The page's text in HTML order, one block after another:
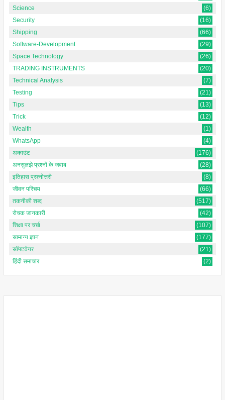
Science
(6)
Security
(16)
Shipping
(66)
Software-Development
(29)
Space Technology
(26)
TRADING INSTRUMENTS
(20)
Technical Analysis
(7)
Testing
(21)
Tips
(13)
Trick
(12)
Wealth
(1)
WhatsApp
(4)
अकाउंट
(176)
अनसुलझे प्रश्नों के जवाब
(28)
इतिहास प्रश्नोत्तरी
(8)
जीवन परिचय
(66)
तकनीकी शब्द
(517)
रोचक जानकारी
(42)
शिक्षा पर चर्चा
(107)
सामान्य ज्ञान
(177)
सॉफ्टवेयर
(21)
हिंदी समाचार
(2)